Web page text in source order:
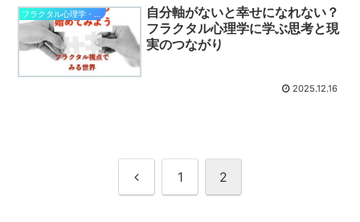
自分軸がないと幸せになれない？
フラクタル心理学に学ぶ思考と現
実のつながり
2025.12.16
前 1 2